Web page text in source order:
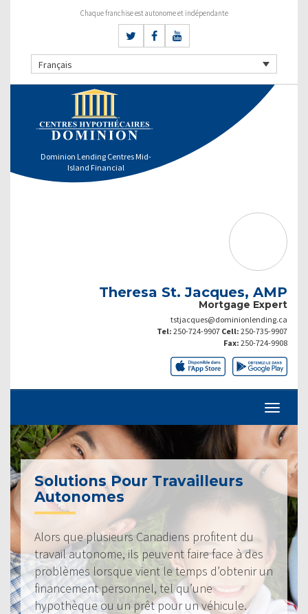
Chaque franchise est autonome et indépendante
Français
Dominion Lending Centres Mid-
Island Financial
Theresa St. Jacques, AMP
Mortgage Expert
tstjacques@dominionlending.ca
Tel: 250-724-9907 Cell: 250-735-9907
Fax: 250-724-9908
Solutions Pour Travailleurs
Autonomes
Alors que plusieurs Canadiens profitent du
travail autonome, ils peuvent faire face à des
problèmes lorsque vient le temps d’obtenir un
financement personnel, tel qu’une
hypothèque ou un prêt pour un véhicule.